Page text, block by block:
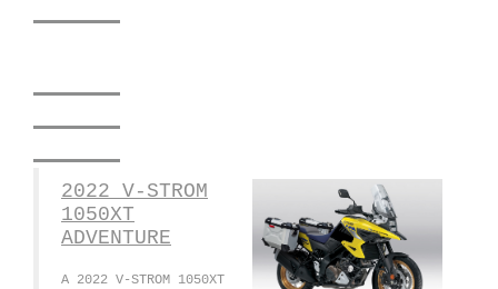
2022 V-STROM
1050XT
ADVENTURE
A 2022 V-STROM 1050XT